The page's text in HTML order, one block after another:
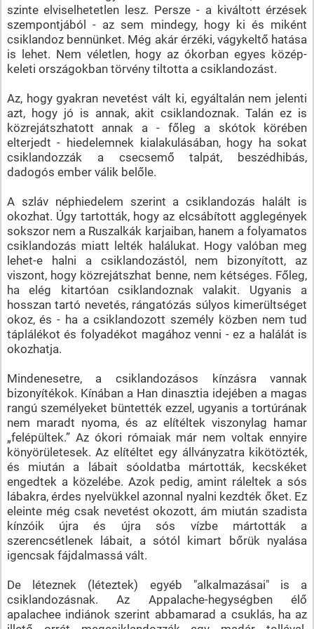
szinte elviselhetetlen lesz. Persze - a kiváltott érzések
szempontjából - az sem mindegy, hogy ki és miként
csiklandoz bennünket. Még akár érzéki, vágykeltő hatása
is lehet. Nem véletlen, hogy az ókorban egyes közép-
keleti országokban törvény tiltotta a csiklandozást.
Az, hogy gyakran nevetést vált ki, egyáltalán nem jelenti
azt, hogy jó is annak, akit csiklandoznak. Talán ez is
közrejátszhatott annak a - főleg a skótok körében
elterjedt - hiedelemnek kialakulásában, hogy ha sokat
csiklandozzák a csecsemő talpát, beszédhibás,
dadogós ember válik belőle.
A szláv néphiedelem szerint a csiklandozás halált is
okozhat. Úgy tartották, hogy az elcsábított agglegények
sokszor nem a Ruszalkák karjaiban, hanem a folyamatos
csiklandozás miatt lelték halálukat. Hogy valóban meg
lehet-e halni a csiklandozástól, nem bizonyított, az
viszont, hogy közrejátszhat benne, nem kétséges. Főleg,
ha elég kitartóan csiklandoznak valakit. Ugyanis a
hosszan tartó nevetés, rángatózás súlyos kimerültséget
okoz, és - ha a csiklandozott személy közben nem tud
táplálékot és folyadékot magához venni - ez a halálát is
okozhatja.
Mindenesetre, a csiklandozásos kínzásra vannak
bizonyítékok. Kínában a Han dinasztia idejében a magas
rangú személyeket büntették ezzel, ugyanis a tortúrának
nem maradt nyoma, és az elítéltek viszonylag hamar
„felépültek.” Az ókori rómaiak már nem voltak ennyire
könyörületesek. Az elítéltet egy állványzatra kikötözték,
és miután a lábait sóoldatba mártották, kecskéket
engedtek a közelébe. Azok pedig, amint ráleltek a sós
lábakra, érdes nyelvükkel azonnal nyalni kezdték őket. Ez
eleinte még csak nevetést okozott, ám miután szadista
kínzóik újra és újra sós vízbe mártották a
szerencsétlenek lábait, a sótól kimart bőrük nyalása
igencsak fájdalmassá vált.
De léteznek (léteztek) egyéb "alkalmazásai" is a
csiklandozásnak. Az Appalache-hegységben élő
apalachee indiánok szerint abbamarad a csuklás, ha az